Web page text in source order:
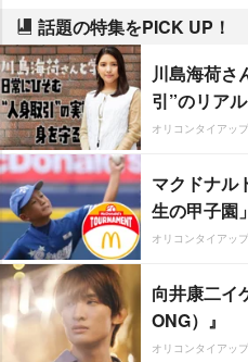
話題の特集をPICK UP！
川島海荷さ
引”のリアル
オリコンタイアッ
マクドナル
生の甲子園」
オリコンタイアッ
向井康二イ
ONG）』
オリコンタイアッ